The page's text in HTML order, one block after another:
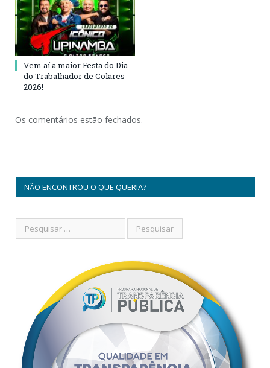
Vem aí a maior Festa do Dia
do Trabalhador de Colares
2026!
Os comentários estão fechados.
NÃO ENCONTROU O QUE QUERIA?